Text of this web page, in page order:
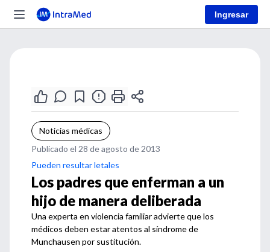
Ingresar
Noticias médicas
Publicado el 28 de agosto de 2013
Pueden resultar letales
Los padres que enferman a un
hijo de manera deliberada
Una experta en violencia familiar advierte que los
médicos deben estar atentos al síndrome de
Munchausen por sustitución.